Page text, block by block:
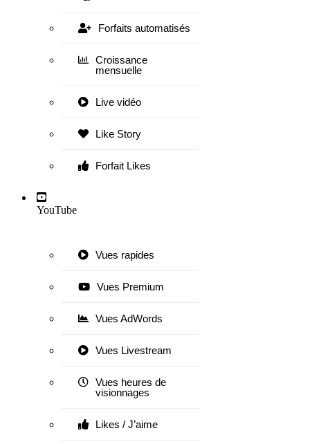
Forfaits automatisés
Croissance
mensuelle
Live vidéo
Like Story
Forfait Likes
YouTube
Vues rapides
Vues Premium
Vues AdWords
Vues Livestream
Vues heures de
visionnages
Likes / J’aime